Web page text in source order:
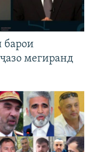
барои
мегиранд